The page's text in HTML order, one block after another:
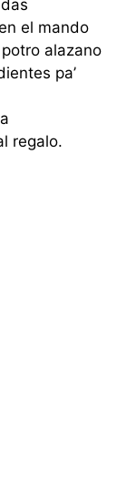
el mando
alazano
pa’
regalo.